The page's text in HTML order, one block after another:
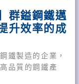
群鎰鋼鐵邁
升效率的成
鐵製造的企業，
品質的鋼鐵產